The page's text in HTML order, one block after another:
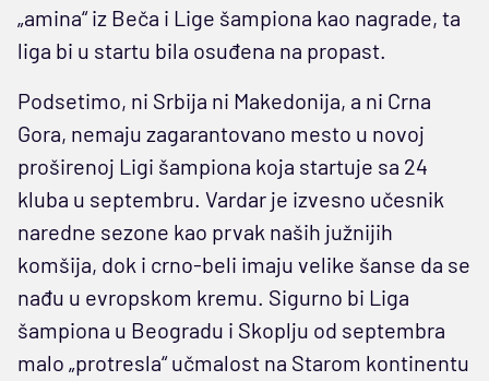
„amina“ iz Beča i Lige šampiona kao nagrade, ta
liga bi u startu bila osuđena na propast.
Podsetimo, ni Srbija ni Makedonija, a ni Crna
Gora, nemaju zagarantovano mesto u novoj
proširenoj Ligi šampiona koja startuje sa 24
kluba u septembru. Vardar je izvesno učesnik
naredne sezone kao prvak naših južnijih
komšija, dok i crno-beli imaju velike šanse da se
nađu u evropskom kremu. Sigurno bi Liga
šampiona u Beogradu i Skoplju od septembra
malo „protresla“ učmalost na Starom kontinentu